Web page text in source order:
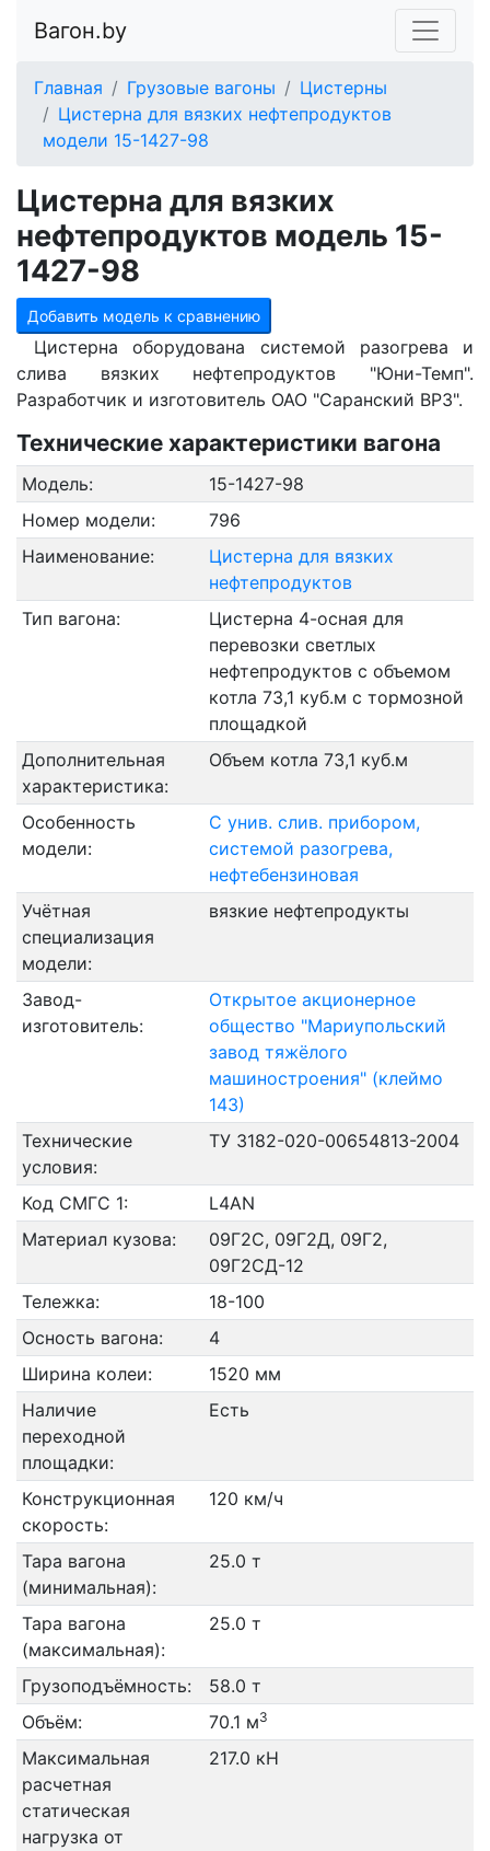
Вагон.by
Главная Грузовые вагоны
Цистерны
Цистерна для вязких нефтепродуктов
модели 15-1427-98
Цистерна для вязких
нефтепродуктов модель 15-
1427-98
Добавить модель к сравнению
Цистерна оборудована системой разогрева и
слива вязких нефтепродуктов "Юни-Темп".
Разработчик и изготовитель ОАО "Саранский ВРЗ".
Технические характеристики вагона
Модель:
15-1427-98
Номер модели:
796
Наименование:
Цистерна для вязких
нефтепродуктов
Тип вагона:
Цистерна 4-осная для
перевозки светлых
нефтепродуктов с объемом
котла 73,1 куб.м с тормозной
площадкой
Дополнительная
характеристика:
Объем котла 73,1 куб.м
Особенность
модели:
С унив. слив. прибором,
системой разогрева,
нефтебензиновая
Учётная
специализация
модели:
вязкие нефтепродукты
Завод-
изготовитель:
Открытое акционерное
общество "Мариупольский
завод тяжёлого
машиностроения" (клеймо
143)
Технические
условия:
ТУ 3182-020-00654813-2004
Код СМГС 1:
L4AN
Материал кузова:
09Г2С, 09Г2Д, 09Г2,
09Г2СД-12
Тележка:
18-100
Осность вагона:
4
Ширина колеи:
1520 мм
Наличие
переходной
площадки:
Есть
Конструкционная
скорость:
120 км/ч
Тара вагона
(минимальная):
25.0 т
Тара вагона
(максимальная):
25.0 т
Грузоподъёмность:
58.0 т
Объём:
70.1 м3
Максимальная
расчетная
статическая
нагрузка от
217.0 кН